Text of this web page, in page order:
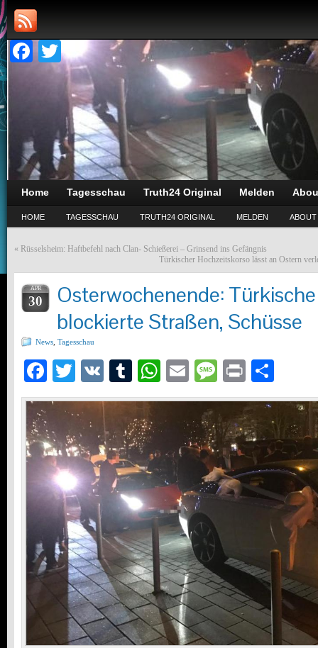
Facebook
Twitter
Home Tagesschau Truth24 Original Melden
HOME TAGESSCHAU TRUTH24 ORIGINAL MELDEN ABOUT
« Rüsselsheim: Haftbefehl nach Clan- Schießerei – Grinsend ins Gefängnis
Türkischer Hochzeitskorso lässt an Ostern
APR
30
Osterwochenende:
blockierte Straßen, Schüsse
News Tagesschau
Facebook
Twitter
VK Tumblr
WhatsApp
EmailMessage
Print